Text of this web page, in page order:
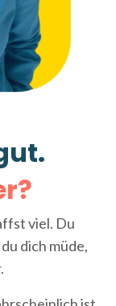
viel. Du
dich müde,